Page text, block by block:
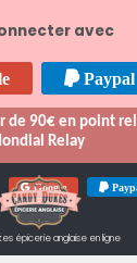
avec
Paypal
90€ en point
Relay
Google
épicerie anglaise en ligne